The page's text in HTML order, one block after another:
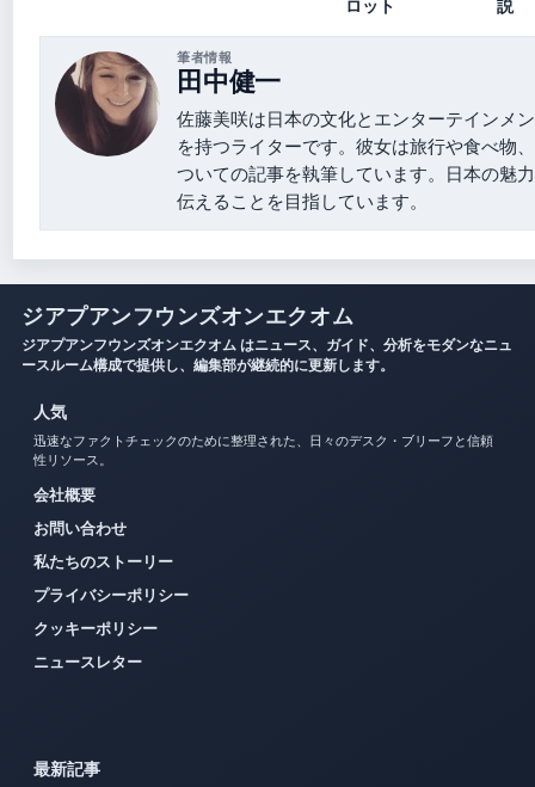
ロット 説
筆者情報
田中健一
佐藤美咲は日本の文化とエンターテインメ
を持つライターです。彼女は旅行や食べ物
ついての記事を執筆しています。日本の魅
伝えることを目指しています。
ジアプアンフウンズオンエクオム
ジアプアンフウンズオンエクオム はニュース、ガイド、分析をモダンなニュ
ースルーム構成で提供し、編集部が継続的に更新します。
人気
迅速なファクトチェックのために整理された、日々のデスク・ブリーフと信頼
性リソース。
会社概要
お問い合わせ
私たちのストーリー
プライバシーポリシー
クッキーポリシー
ニュースレター
最新記事